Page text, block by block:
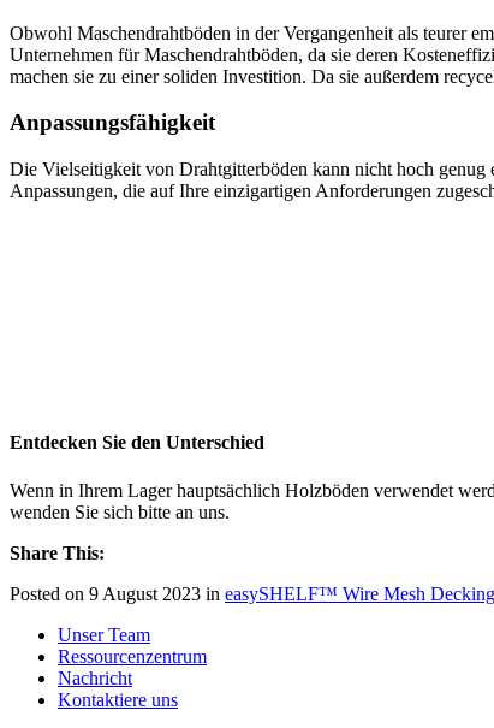
Obwohl Maschendrahtböden in der Vergangenheit als teurer
Unternehmen für Maschendrahtböden, da sie deren
machen sie zu einer soliden Investition. Da sie außerdem
Anpassungsfähigkeit
Die Vielseitigkeit von Drahtgitterböden kann nicht hoch genug
Anpassungen, die auf Ihre einzigartigen Anforderungen
Entdecken Sie den Unterschied
Wenn in Ihrem Lager hauptsächlich Holzböden verwendet
wenden Sie sich bitte an uns.
Share This:
Posted on 9 August 2023 in easySHELF™ Wire Mesh Decking
Unser Team
Ressourcenzentrum
Nachricht
Kontaktiere uns